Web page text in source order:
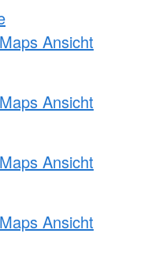
Ansicht
Ansicht
Ansicht
Ansicht